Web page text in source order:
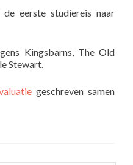
eerste studiereis naar
Kingsbarns, The Old
Stewart.
geschreven samen